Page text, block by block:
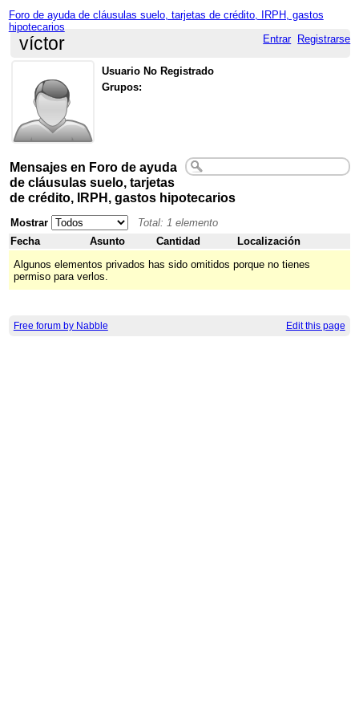
Foro de ayuda de cláusulas suelo, tarjetas de crédito, IRPH, gastos
hipotecarios
Entrar
Registrarse
víctor
Usuario No Registrado
Grupos:
Mensajes en Foro de ayuda
de cláusulas suelo, tarjetas
de crédito, IRPH, gastos hipotecarios
Mostrar
Total: 1 elemento
Fecha
Asunto Cantidad
Localización
Algunos elementos privados has sido omitidos porque no tienes
permiso para verlos.
Free forum by Nabble Edit this page